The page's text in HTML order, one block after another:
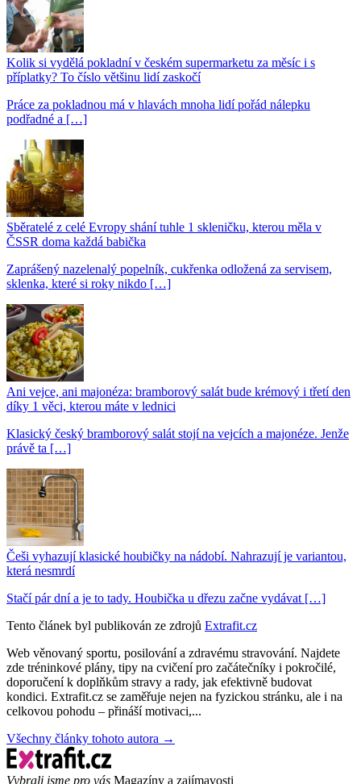
Kolik si vydělá pokladní v českém supermarketu za měsíc i s
příplatky? To číslo většinu lidí zaskočí
Práce za pokladnou má v hlavách mnoha lidí pořád nálepku
podřadné a […]
Sběratelé z celé Evropy shání tuhle 1 skleničku, kterou měla v
ČSSR doma každá babička
Zaprášený nazelenalý popelník, cukřenka odložená za servisem,
sklenka, které si roky nikdo […]
Ani vejce, ani majonéza: bramborový salát bude krémový i třetí den
díky 1 věci, kterou máte v lednici
Klasický český bramborový salát stojí na vejcích a majonéze. Jenže
právě ta […]
Češi vyhazují klasické houbičky na nádobí. Nahrazují je variantou,
která nesmrdí
Stačí pár dní a je to tady. Houbička u dřezu začne vydávat […]
Tento článek byl publikován ze zdrojů Extrafit.cz
Web věnovaný sportu, posilování a zdravému stravování. Najdete
zde tréninkové plány, tipy na cvičení pro začátečníky i pokročilé,
doporučení k doplňkům stravy a rady, jak efektivně budovat
kondici. Extrafit.cz se zaměřuje nejen na fyzickou stránku, ale i na
celkovou pohodu – přináší motivaci,...
Všechny články tohoto autora →
Vybrali jsme pro vás Magazíny a zajímavosti